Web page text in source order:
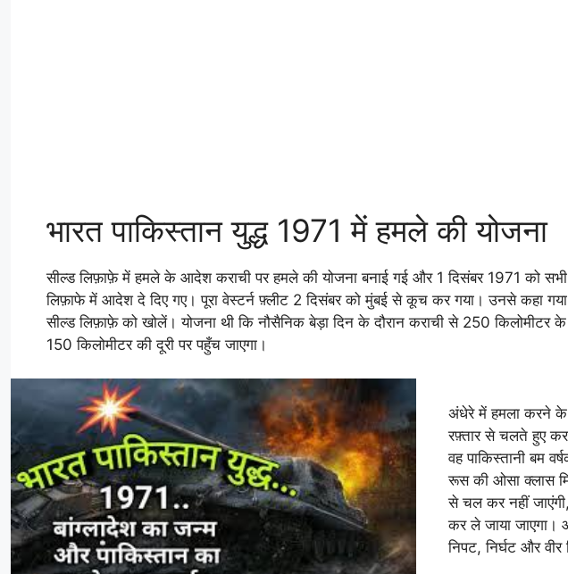
भारत पाकिस्तान युद्ध 1971 में हमले की योजना
सील्ड लिफ़ाफ़े में हमले के आदेश कराची पर हमले की योजना बनाई गई और 1 दिसंबर 1971 को सभी
लिफ़ाफे में आदेश दे दिए गए। पूरा वेस्टर्न फ़्लीट 2 दिसंबर को मुंबई से कूच कर गया। उनसे कहा
सील्ड लिफ़ाफ़े को खोलें। योजना थी कि नौसैनिक बेड़ा दिन के दौरान कराची से 250 किलोमीटर
150 किलोमीटर की दूरी पर पहुँच जाएगा।
अंधेरे में हमला करने के
रफ़्तार से चलते हुए
वह पाकिस्तानी बम
रूस की ओसा क्लास
से चल कर नहीं
कर ले जाया जाएगा।
निपट, निर्घट और